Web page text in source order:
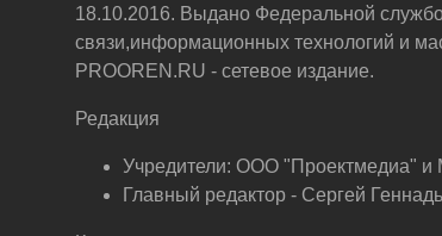
18.10.2016. Выдано Федеральной
связи,информационных технологий и
PROOREN.RU - сетевое издание.
Редакция
Учредители: ООО "Проектмедиа"
Главный редактор - Сергей